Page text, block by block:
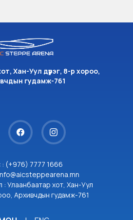
Хан-Уул дүүрэг, 8-р хороо,
гудамж-761
: (+976) 7777 1666
: Улаанбаатар хот, Хан-Уул
Архивчдын гудамж-761